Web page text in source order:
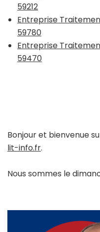
59212
Entreprise
59780
Entreprise
59470
Bonjour et bienvenue
lit-info.fr.
Nous sommes le